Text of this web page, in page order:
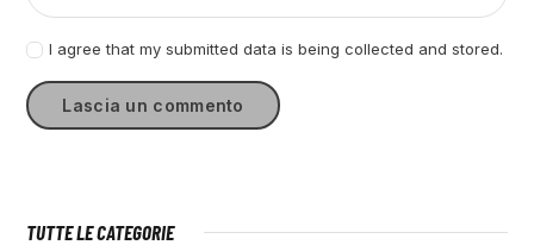
I agree that my submitted data is being collected and stored.
TUTTE LE CATEGORIE